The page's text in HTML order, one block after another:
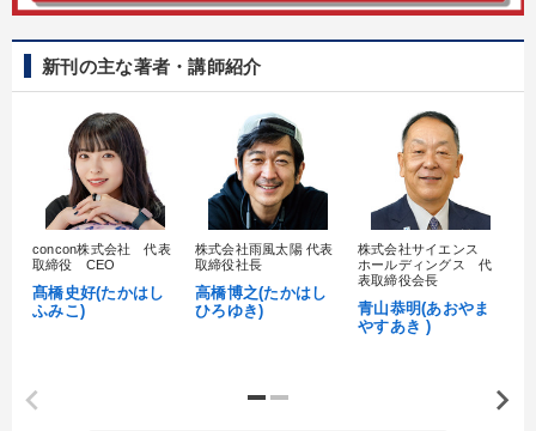
新刊の主な著者・講師紹介
concon株式会社 代表
取締役 CEO
髙橋史好(たかはし
ふみこ)
株式会社雨風太陽 代表
取締役社長
高橋博之(たかはし
ひろゆき)
株式会社サイエンス
ホールディングス 代
表取締役会長
青山恭明(あおやま
やすあき )